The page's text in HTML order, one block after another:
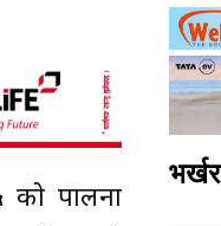
को पालना
भर्खर